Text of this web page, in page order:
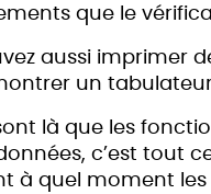
que le
aussi imprimer
un
là que les
c’est tout
à quel moment